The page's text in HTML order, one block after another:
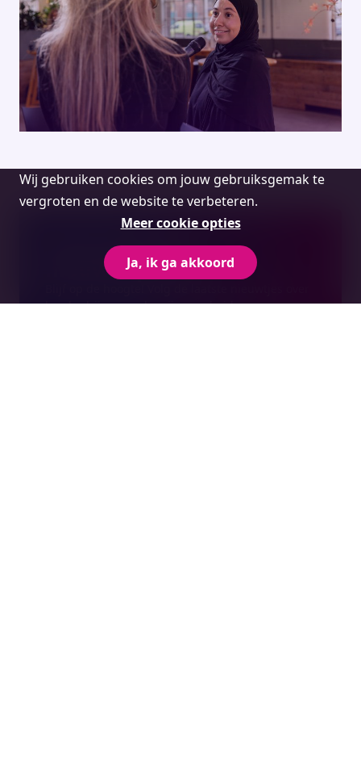
Cookie
melding
Wij gebruiken cookies om jouw gebruiksgemak te
vergroten en de website te verbeteren.
Meer cookie opties
Ja, ik ga akkoord
Ontvang onze
nieuwsupdates.
hoe bedrijven, onderwijs, overheid en